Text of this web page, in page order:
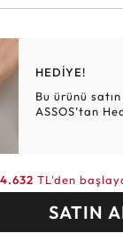
HEDİYE!
Bu ürünü
ASSOS’tan
TL'den